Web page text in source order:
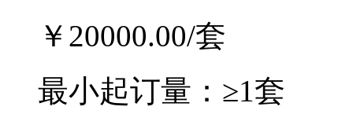
￥20000.00/套
最小起订量： ≥1套